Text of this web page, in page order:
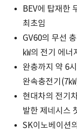
BEV에 탑재한
최초임
GV60의 무선
㎾의 전기 에너
완충까지 약 6
완속충전기(7
현대차의 전기
발한 제네시스
SK이노베이션